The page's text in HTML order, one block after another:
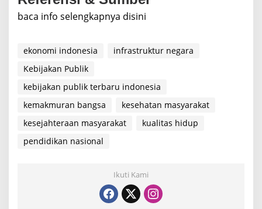
baca info selengkapnya disini
ekonomi indonesia
infrastruktur negara
Kebijakan Publik
kebijakan publik terbaru indonesia
kemakmuran bangsa
kesehatan masyarakat
kesejahteraan masyarakat
kualitas hidup
pendidikan nasional
Ikuti Kami